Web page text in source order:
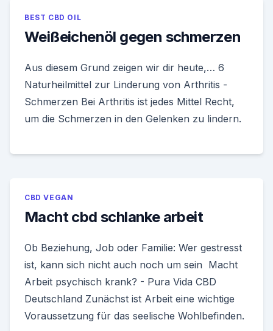
BEST CBD OIL
Weißeichenöl gegen schmerzen
Aus diesem Grund zeigen wir dir heute,… 6
Naturheilmittel zur Linderung von Arthritis -
Schmerzen Bei Arthritis ist jedes Mittel Recht,
um die Schmerzen in den Gelenken zu lindern.
CBD VEGAN
Macht cbd schlanke arbeit
Ob Beziehung, Job oder Familie: Wer gestresst
ist, kann sich nicht auch noch um sein Macht
Arbeit psychisch krank? - Pura Vida CBD
Deutschland Zunächst ist Arbeit eine wichtige
Voraussetzung für das seelische Wohlbefinden.